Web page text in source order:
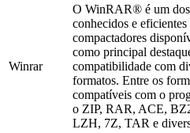
Winrar
O WinRAR® é um
conhecidos e eficientes
compactadores
como principal
compatibilidade com
formatos. Entre os
compatíveis com o
o ZIP, RAR, ACE,
LZH, 7Z, TAR e